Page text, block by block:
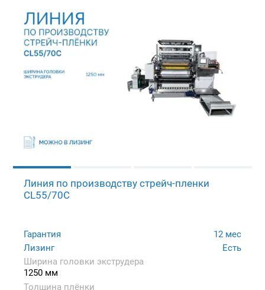
Линия по производству стрейч-пленки
CL55/70C
Гарантия
12 мес
Лизинг
Есть
Ширина головки экструдера
1250 мм
Толщина плёнки